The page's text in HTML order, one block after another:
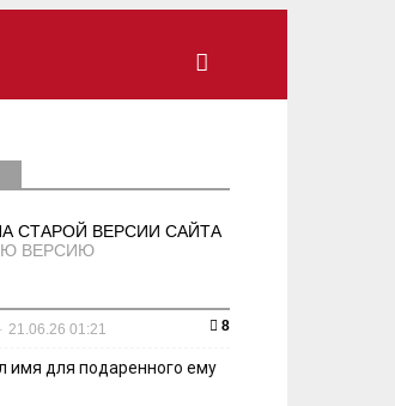
СТАРОЙ ВЕРСИИ САЙТА
ВЕРСИЮ
- 21.06.26 01:21 8
имя для подаренного ему